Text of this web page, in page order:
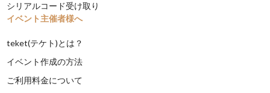
シリアルコード受け取り
イベント主催者様へ
teket(テケト)とは？
イベント作成の方法
ご利用料金について